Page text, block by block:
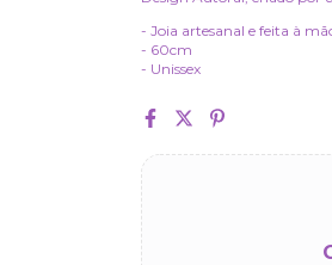
- Joia artesanal e feita à
- 60cm
- Unissex